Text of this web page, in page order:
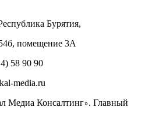
Бурятия,
помещение 3А
58 90 90
media.ru
Медиа Консалтинг». Главный